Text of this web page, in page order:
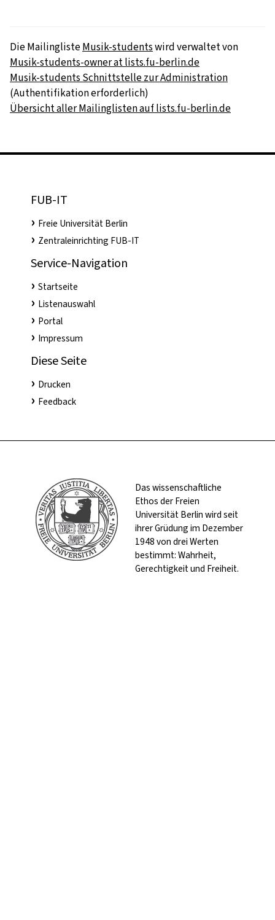
Die MailinglisteMusik-studentswird verwaltet von
Musik-students-owner at lists.fu-berlin.de
Musik-students Schnittstelle zur Administration
(Authentifikation erforderlich)
Übersicht aller Mailinglisten auf lists.fu-berlin.de
FUB-IT
Freie Universität Berlin
Zentraleinrichting FUB-IT
Service-Navigation
Startseite
Listenauswahl
Portal
Impressum
Diese Seite
Drucken
Feedback
Das wissenschaftliche
Ethos der Freien
Universität Berlin wird seit
ihrer Grüdung im Dezember
1948 von drei Werten
bestimmt: Wahrheit,
Gerechtigkeit und Freiheit.